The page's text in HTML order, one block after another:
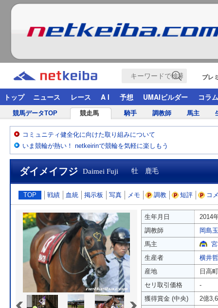
プレ
トップ ニュース レース A I 予想 UMAIビルダー コラム
競馬データTOP 競走馬 騎手 調教師 馬主
コミュニティ健全化に向けた取り組みについて
いま競輪が熱い！ netkeirinで競輪を気軽に楽しもう
ダイメイフジ Daimei Fuji 牡 鹿毛
TOP 戦績 血統 掲示板 写真 メモ 調教 短評 コ
生年月日
2014
調教師
岡島
馬主
生産者
横井哲
産地
日高町
セリ取引価格
-
獲得賞金 (中央)
2億